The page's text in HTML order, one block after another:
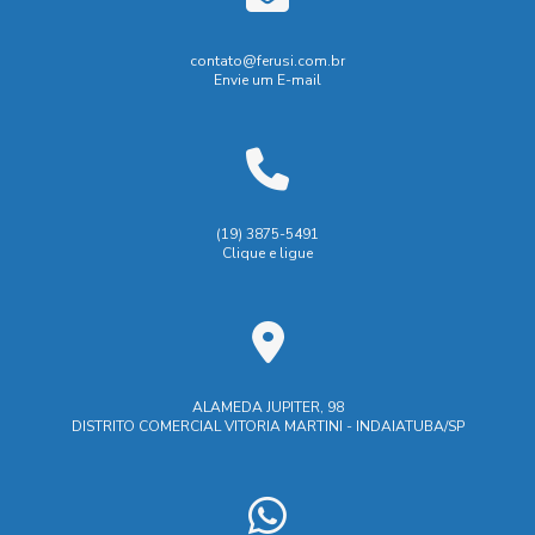
Biombo de solda: tudo que você precisa saber para
Biombo de Soldagem é Essencial para Segurança e
Segurança e Eficiência na Sua Oficina
segurança e eficiência
Biombo de Soldagem: Proteja Sua Equipe com Segurança e
Empresas de soldagem industrial
Empresas de usinagem
Fabricação de peças usinadas
Fábrica de carrinhos de carga
Fábrica de carrinhos de transporte
Industrial
Máquina de corte laser
M谩quina de corte laser
contato@ferusi.com.br
Envie um E-mail
(19) 3875-5491
Clique e ligue
ALAMEDA JUPITER, 98
DISTRITO COMERCIAL VITORIA MARTINI - INDAIATUBA/SP